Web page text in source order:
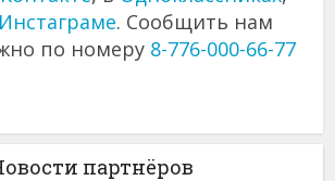
Инстаграме. Сообщить нам
по номеру 8-776-000-66-77
партнёров